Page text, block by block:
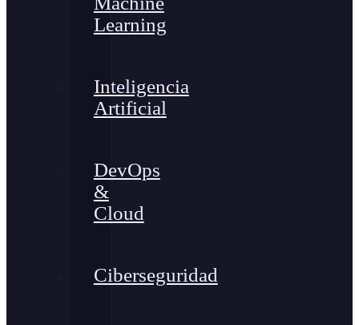
Learning
Inteligencia
Artificial
DevOps
&
Cloud
Ciberseguridad